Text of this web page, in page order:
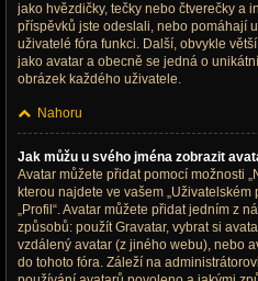
jako hvězdičky, tečky nebo čtverečky a
příspěvků jste odeslali, nebo pomáhají
uživatelé fóra funkci. Další, obvykle
jako avatar a obecně se jedná o
obrázek každého uživatele.
Nahoru
Jak můžu u svého jména zobrazit
Avatar můžete přidat pomocí možnosti
kterou najdete ve vašem „Uživatelském
„Profil“. Avatar můžete přidat jedním z
způsobů: použít Gravatar, vybrat si
vzdálený avatar (z jiného webu), nebo
do tohoto fóra. Záleží na